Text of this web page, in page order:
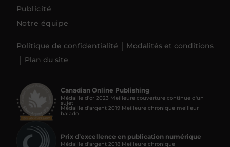
Publicité
Notre équipe
Politique de confidentialité
Modalités et conditions
Plan du site
Canadian Online Publishing
Médaille d’or 2023 Meilleure couverture continue d'un
sujet
Médaille d’argent 2019 Meilleure chronique meilleur
balado
Prix d’excellence en publication numérique
Médaille d’argent 2018 Meilleure chronique